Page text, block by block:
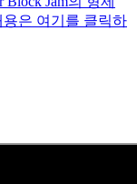
은 여기를 클릭하